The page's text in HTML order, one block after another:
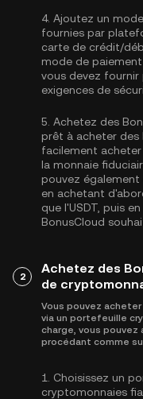
4. Ajoutez un
fournies par
carte de crédit/
mode de
vous devez
exigences de
5. Achetez des
prêt à acheter des
facilement acheter
la monnaie
pouvez
en achetant
que l'USDT , puis
BonusCloud
2
Achetez des
de
Vous pouvez
via un portefeuille
charge, vous pouvez
procédant comme
1. Choisissez un
cryptomonnaies